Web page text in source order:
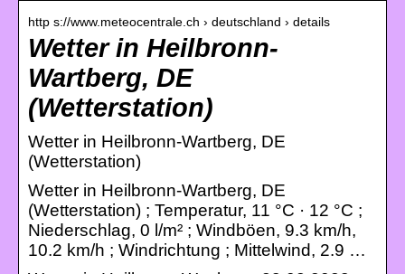
http s://www.meteocentrale.ch › deutschland › details
Wetter in Heilbronn-
Wartberg, DE
(Wetterstation)
Wetter in Heilbronn-Wartberg, DE
(Wetterstation)
Wetter in Heilbronn-Wartberg, DE
(Wetterstation) ; Temperatur, 11 °C · 12 °C ;
Niederschlag, 0 l/m² ; Windböen, 9.3 km/h,
10.2 km/h ; Windrichtung ; Mittelwind, 2.9 …